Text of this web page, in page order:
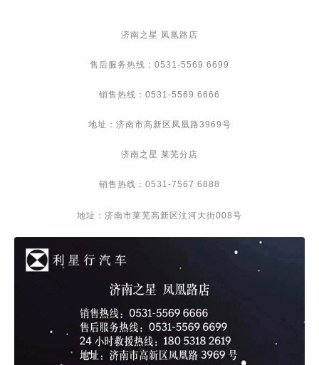
济南之星 凤凰路店
售后服务热线： 0531-5569 6699
销售热线： 0531-5569 6666
地址：济南市高新区凤凰路3969号
济南之星 莱芜分店
销售热线： 0531-7567 6888
地址：济南市莱芜高新区汶河大街008号